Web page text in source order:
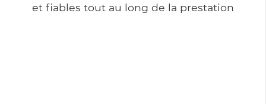
et fiables tout au long de la prestation